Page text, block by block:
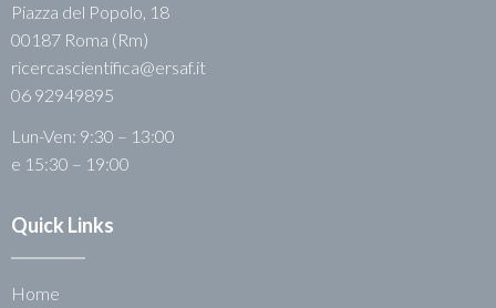
Piazza del Popolo, 18
00187 Roma (Rm)
ricercascientifica@ersaf.it
06 92949895
Lun-Ven: 9:30 – 13:00
e 15:30 – 19:00
Quick Links
Home